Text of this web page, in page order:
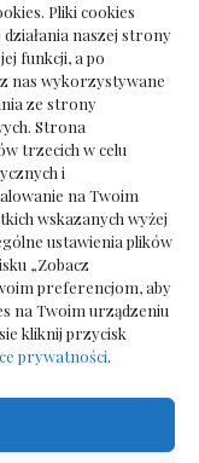
Pliki cookies
naszej strony
funkcji, a po
nas wykorzystywane
ze strony
Strona
trzecich w celu
i
na Twoim
wskazanych wyżej
ustawienia plików
„Zobacz
preferencjom, aby
na Twoim urządzeniu
kliknij przycisk
prywatności.
jak wybrać bez